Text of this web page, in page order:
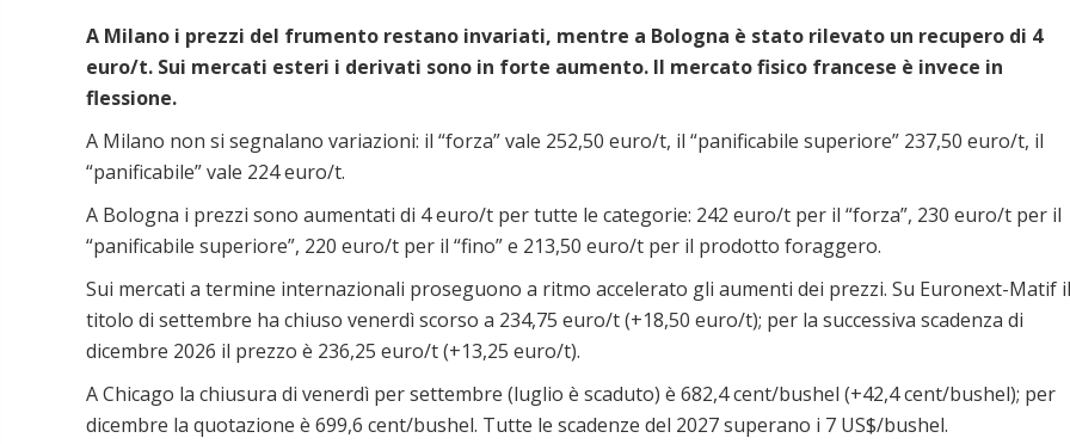
A Milano i prezzi del frumento restano invariati, mentre a Bologna è stato rilevato un recupero di 4
euro/t. Sui mercati esteri i derivati sono in forte aumento. Il mercato fisico francese è invece in
flessione.
A Milano non si segnalano variazioni: il “forza” vale 252,50 euro/t, il “panificabile superiore” 237,50 euro/t, il
“panificabile” vale 224 euro/t.
A Bologna i prezzi sono aumentati di 4 euro/t per tutte le categorie: 242 euro/t per il “forza”, 230 euro/t per il
“panificabile superiore”, 220 euro/t per il “fino” e 213,50 euro/t per il prodotto foraggero.
Sui mercati a termine internazionali proseguono a ritmo accelerato gli aumenti dei prezzi. Su Euronext-Matif il
titolo di settembre ha chiuso venerdì scorso a 234,75 euro/t (+18,50 euro/t); per la successiva scadenza di
dicembre 2026 il prezzo è 236,25 euro/t (+13,25 euro/t).
A Chicago la chiusura di venerdì per settembre (luglio è scaduto) è 682,4 cent/bushel (+42,4 cent/bushel); per
dicembre la quotazione è 699,6 cent/bushel. Tutte le scadenze del 2027 superano i 7 US$/bushel.